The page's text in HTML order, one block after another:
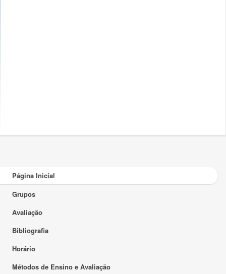
Página Inicial
Grupos
Avaliação
Bibliografia
Horário
Métodos de Ensino e Avaliação